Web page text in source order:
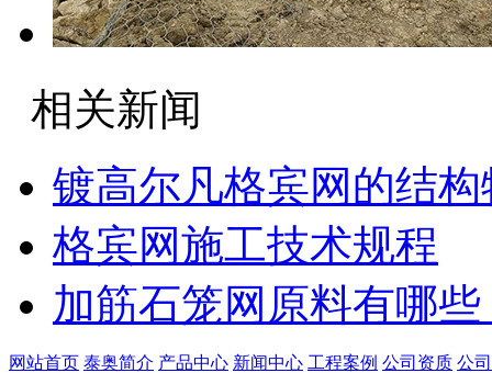
相关新闻
镀高尔凡格宾网的结构
格宾网施工技术规程
加筋石笼网原料有哪些
网站首页 泰奥简介 产品中心 新闻中心 工程案例 公司资质 公